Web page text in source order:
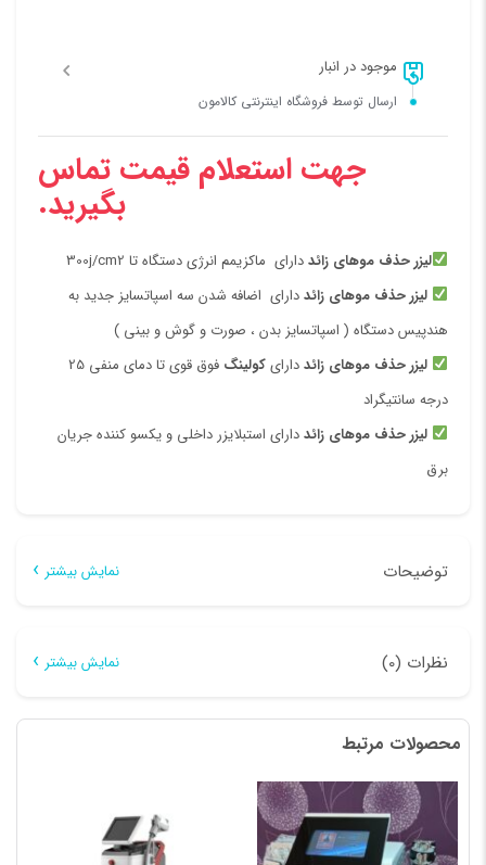
موجود در انبار
ارسال توسط فروشگاه اینترنتی کالامون
جهت استعلام قیمت تماس
بگیرید.
لیزر حذف موهای زائددارای ماکزیمم انرژی دستگاه تا 300j/cm2
لیزر حذف موهای زائددارای اضافه شدن سه اسپاتسایز جدید به
هندپیس دستگاه ( اسپاتسایز بدن ، صورت و گوش و بینی )
لیزر حذف موهای زائددارایکولینگ
فوق قوی تا دمای منفی 25
درجه سانتیگراد
لیزر حذف موهای زائددارای استبلایزر داخلی و یکسو کننده جریان
برق
توضیحات نمایش بیشتر
حذف موهای زائدبدون درد داخل ایران
2021
دستگاه
لیزر حذف موهای زائد سه طول موج: الکساندرایت
نظرات (0) نمایش بیشتر
هیچ دیدگاهی برای این محصول نوشته نشده است.
اولین کسی باشید که دیدگاهی می نویسد “دستگاه لیزر
اشمیت پلاس”
نشانی ایمیل شما منتشر نخواهد شد.
بخش‌های موردنیاز علامت‌گذاری
شده‌اند*
محصولات مرتبط